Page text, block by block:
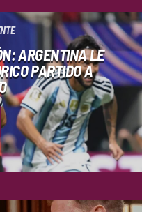
ARGENTINA LE
PARTIDO A